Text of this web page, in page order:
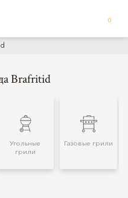
0
Brafritid
Угольные
грили
Газовые грили